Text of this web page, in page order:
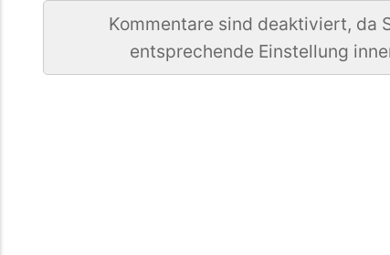
Kommentare sind deaktiviert, da
entsprechende Einstellung